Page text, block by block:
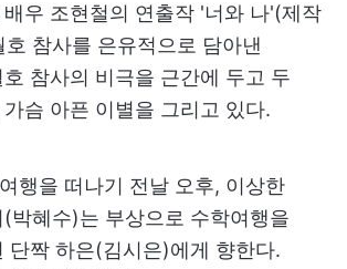
우 조현철의 연출작 '너와 나'(제작
참사를 은유적으로 담아낸
참사의 비극을 근간에 두고 두
슴 아픈 이별을 그리고 있다.
행을 떠나기 전날 오후, 이상한
박혜수)는 부상으로 수학여행을
단짝 하은(김시은)에게 향한다.